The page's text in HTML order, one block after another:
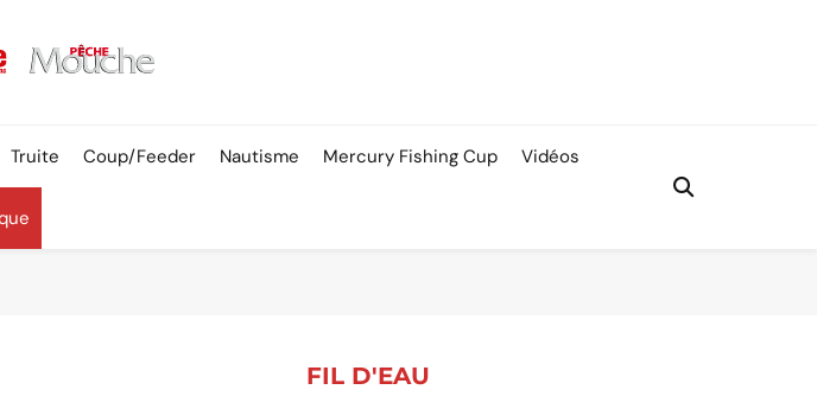
Truite Coup/Feeder Nautisme Mercury Fishing Cup Vidéos
FIL D'EAU